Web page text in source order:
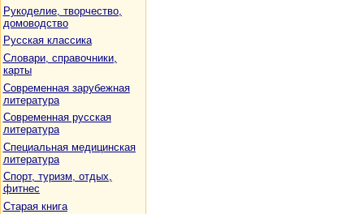
Рукоделие, творчество,
домоводство
Русская классика
Словари, справочники,
карты
Современная зарубежная
литература
Современная русская
литература
Специальная медицинская
литература
Спорт, туризм, отдых,
фитнес
Старая книга